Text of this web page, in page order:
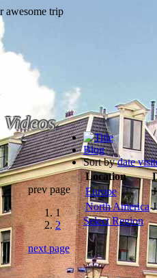
Videos
Blog
Sort bydate
Location
Europe
North America
Select Region
prev page
1
2
next page